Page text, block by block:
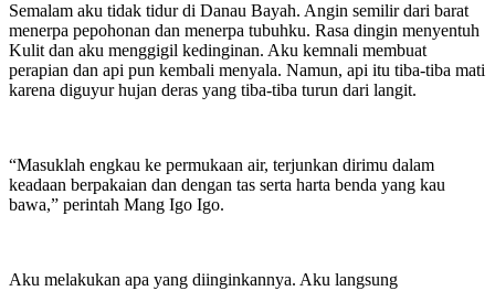
Semalam aku tidak tidur di Danau Bayah. Angin semilir dari barat
menerpa pepohonan dan menerpa tubuhku. Rasa dingin menyentuh
Kulit dan aku menggigil kedinginan. Aku kemnali membuat
perapian dan api pun kembali menyala. Namun, api itu tiba-tiba mati
karena diguyur hujan deras yang tiba-tiba turun dari langit.
“Masuklah engkau ke permukaan air, terjunkan dirimu dalam
keadaan berpakaian dan dengan tas serta harta benda yang kau
bawa,” perintah Mang Igo Igo.
Aku melakukan apa yang diinginkannya. Aku langsung